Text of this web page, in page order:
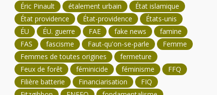
Éric Pinault
étalement urbain
État islamique
État providence
État-providence
États-unis
ÉU
ÉU. guerre FAE fake news
famine
FAS
fascisme Faut-qu'on-se-parle
Femme
Femmes de toutes origines
fermeture
Feux de forêt
féminicide féminisme
FFQ
Filière batterie
Financiarisation
FIQ